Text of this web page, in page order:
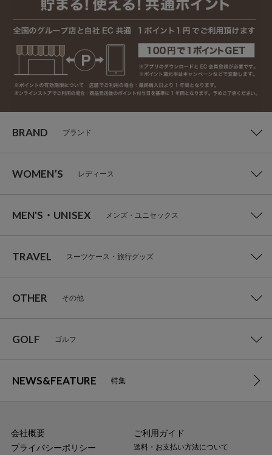
BRAND ブランド
WOMEN’S レディース
MEN'S・UNISEX メンズ・ユニセックス
TRAVEL スーツケース・旅行グッズ
OTHER その他
GOLF ゴルフ
NEWS&FEATURE 特集
会社概要
プライバシーポリシー
ご利用ガイド
送料・お支払い方法について